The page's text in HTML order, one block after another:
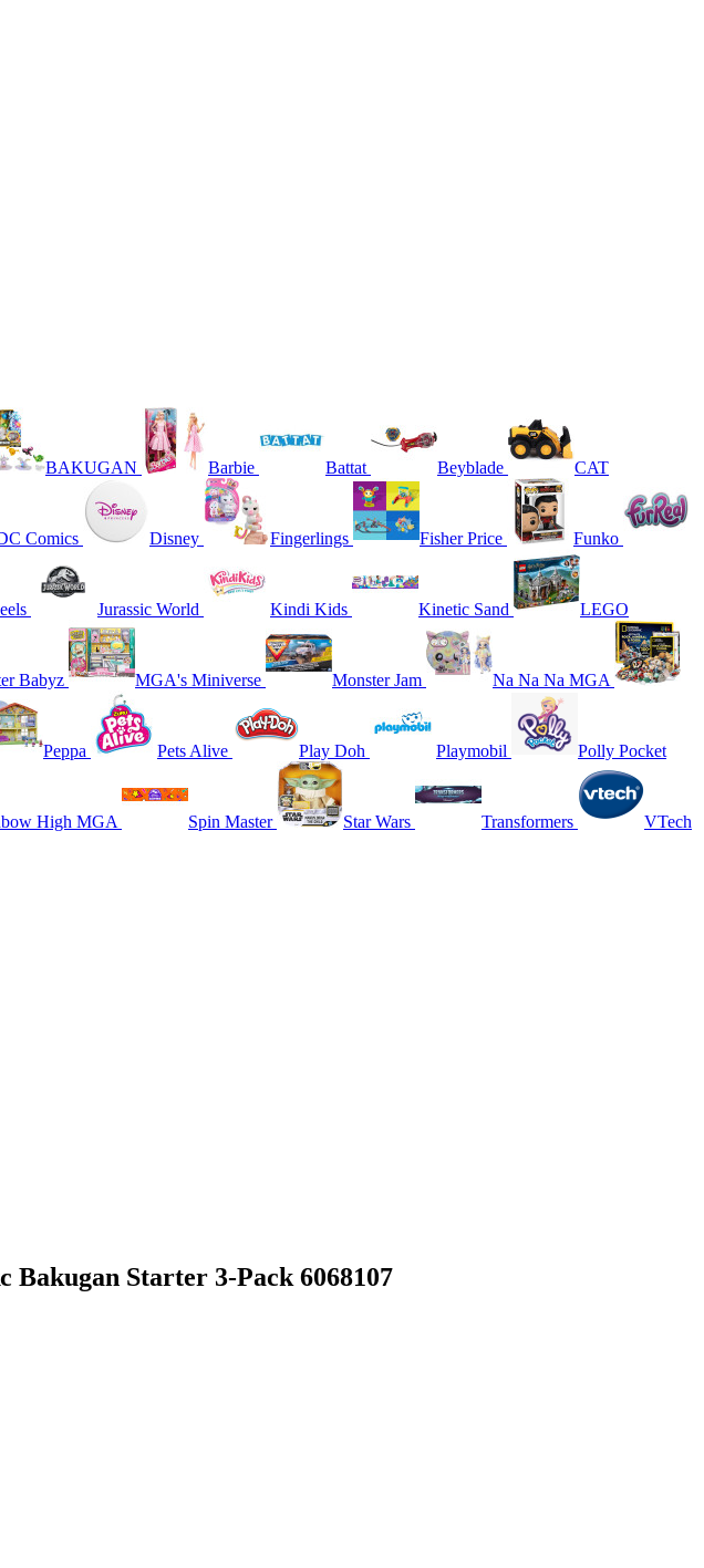
BAKUGAN Barbie Battat Beyblade CAT
Comics Disney Fingerlings Fisher Price Funko
Jurassic World Kindi Kids Kinetic Sand LEGO
Babyz MGA's Miniverse Monster Jam Na Na Na MGA
Peppa Pets Alive Play Doh Playmobil Polly Pocket
High MGA Spin Master Star Wars Transformers VTech
Starter 3-Pack 6068107